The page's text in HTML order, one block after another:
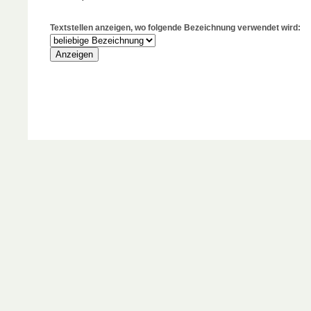
Textstellen anzeigen, wo folgende Bezeichnung verwendet wird: